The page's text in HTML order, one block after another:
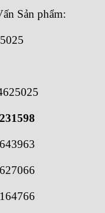
Sản phẩm: